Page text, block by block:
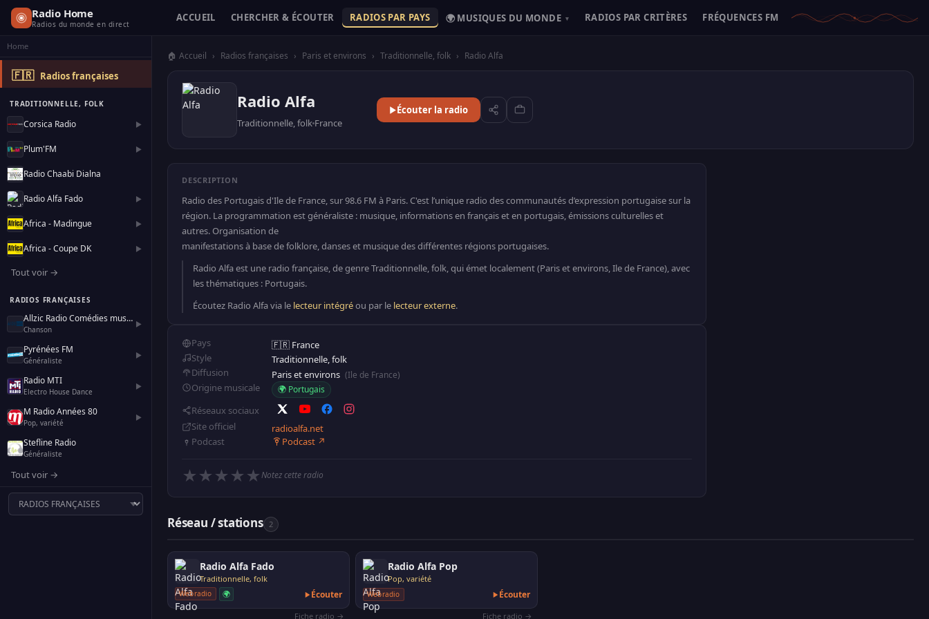
Radio Home
Radios du monde en direct
ACCUEIL CHERCHER & ÉCOUTER RADIOS PAR PAYS 🌍 MUSIQUES DU MONDE ▾ RADIOS PAR CRITÈRES FRÉQUENCES FM
Home
🇫🇷 Radios françaises
TRADITIONNELLE, FOLK
Corsica Radio ▶
Plum'FM ▶
Radio Chaabi Dialna
Radio Alfa Fado ▶
Africa - Madingue ▶
Africa - Coupe DK ▶
Tout voir →
RADIOS FRANÇAISES
Allzic Radio Comédies musicales
Chanson
▶
Pyrénées FM
Généraliste
▶
Radio MTI
Electro House Dance
▶
M Radio Années 80
Pop, variété
▶
Stefline Radio
Généraliste
Tout voir →
🏠 Accueil › Radios françaises › Paris et environs › Traditionnelle, folk › Radio Alfa
Radio Alfa
Traditionnelle, folk France
Écouter la radio
DESCRIPTION
Radio des Portugais d'Ile de France, sur 98.6 FM à Paris. C'est l’unique radio des communautés d’expression portugaise sur la
région. La programmation est généraliste : musique, informations en français et en portugais, émissions culturelles et
autres. Organisation de
manifestations à base de folklore, danses et musique des différentes régions portugaises.
Radio Alfa est une radio française, de genre Traditionnelle, folk, qui émet localement (Paris et environs, Ile de France), avec
les thématiques : Portugais.
Écoutez Radio Alfa via le lecteur intégréou par le lecteur externe.
Pays
🇫🇷 France
Style
Traditionnelle, folk
Diffusion
Paris et environs (Ile de France)
Origine musicale 🌍 Portugais
Réseaux sociaux
Site officiel
radioalfa.net
Podcast
Podcast ↗
★ ★ ★ ★ ★Notez cette radio
Réseau / stations 2
Radio Alfa Fado
Traditionnelle, folk
Webradio 🌍 Écouter
Fiche radio →
Radio Alfa Pop
Pop, variété
Webradio Écouter
Fiche radio →